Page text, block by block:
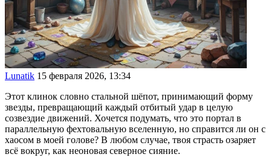
Lunatik 15 февраля 2026, 13:34
Этот клинок словно стальной шёпот, принимающий форму
звезды, превращающий каждый отбитый удар в целую
созвездие движений. Хочется подумать, что это портал в
параллельную фехтовальную вселенную, но справится ли он с
хаосом в моей голове? В любом случае, твоя страсть озаряет
всё вокруг, как неоновая северное сияние.